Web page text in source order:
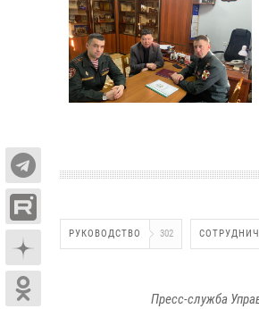
РУКОВОДСТВО 302
Пресс-служба